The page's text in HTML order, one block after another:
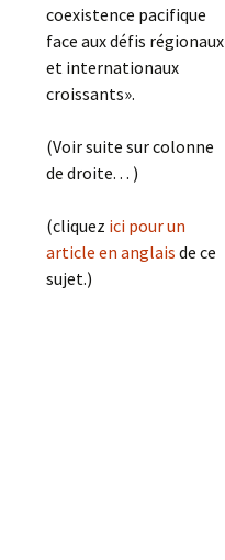
coexistence pacifique
face aux défis régionaux
et internationaux
croissants».
(Voir suite sur colonne
de droite. . . )
(cliquez ici pour un
article en anglais de ce
sujet.)